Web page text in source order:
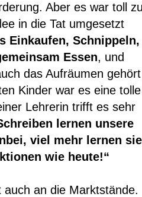
Aber es war toll
in die Tat umgesetzt
Einkaufen, Schnippeln,
Essen, und
das Aufräumen gehört
Kinder war es eine tolle
Lehrerin trifft es sehr
lernen unsere
viel mehr lernen sie
wie heute!“
an die Marktstände.